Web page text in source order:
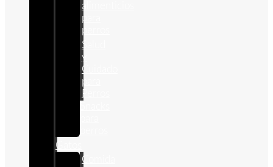
alimenticios
para
perros
Salud
y
Cuidado
para
Perros
Gatos
Comida